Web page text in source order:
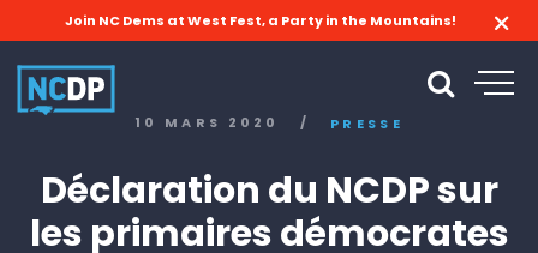
Join NC Dems at West Fest, a Party in the Mountains!
10 MARS 2020 / PRESSE
Déclaration du NCDP sur
les primaires démocrates